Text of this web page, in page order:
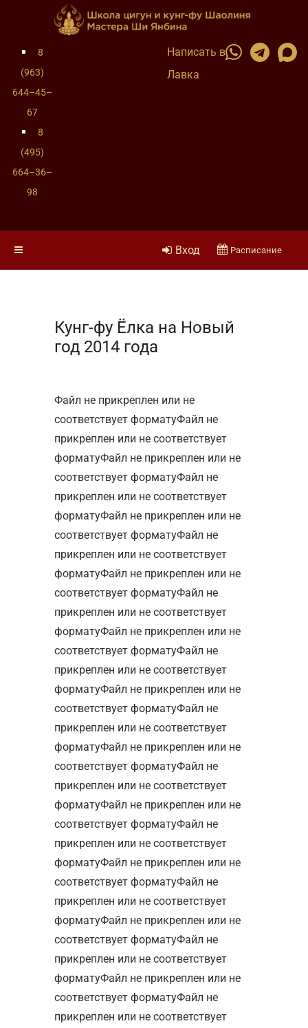
8
(963)
644–45–
67
8
(495)
664–36–
98
Написать в
Лавка
Вход Расписание
Кунг-фу Ёлка на Новый
год 2014 года
Файл не прикреплен или не
соответствует форматуФайл не
прикреплен или не соответствует
форматуФайл не прикреплен или не
соответствует форматуФайл не
прикреплен или не соответствует
форматуФайл не прикреплен или не
соответствует форматуФайл не
прикреплен или не соответствует
форматуФайл не прикреплен или не
соответствует форматуФайл не
прикреплен или не соответствует
форматуФайл не прикреплен или не
соответствует форматуФайл не
прикреплен или не соответствует
форматуФайл не прикреплен или не
соответствует форматуФайл не
прикреплен или не соответствует
форматуФайл не прикреплен или не
соответствует форматуФайл не
прикреплен или не соответствует
форматуФайл не прикреплен или не
соответствует форматуФайл не
прикреплен или не соответствует
форматуФайл не прикреплен или не
соответствует форматуФайл не
прикреплен или не соответствует
форматуФайл не прикреплен или не
соответствует форматуФайл не
прикреплен или не соответствует
форматуФайл не прикреплен или не
соответствует форматуФайл не
прикреплен или не соответствует